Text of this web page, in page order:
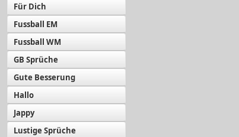
Für Dich
Fussball EM
Fussball WM
GB Sprüche
Gute Besserung
Hallo
Jappy
Lustige Sprüche